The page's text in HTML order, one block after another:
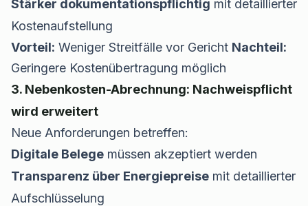
Stärker dokumentationspflichtig mit detaillierter
Kostenaufstellung
Vorteil: Weniger Streitfälle vor Gericht Nachteil:
Geringere Kostenübertragung möglich
3. Nebenkosten-Abrechnung: Nachweispflicht
wird erweitert
Neue Anforderungen betreffen:
Digitale Belege müssen akzeptiert werden
Transparenz über Energiepreise mit detaillierter
Aufschlüsselung